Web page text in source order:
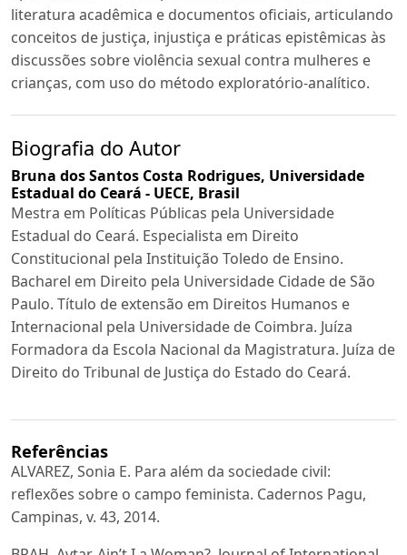
literatura acadêmica e documentos oficiais, articulando
conceitos de justiça, injustiça e práticas epistêmicas às
discussões sobre violência sexual contra mulheres e
crianças, com uso do método exploratório-analítico.
Biografia do Autor
Bruna dos Santos Costa Rodrigues, Universidade
Estadual do Ceará - UECE, Brasil
Mestra em Políticas Públicas pela Universidade
Estadual do Ceará. Especialista em Direito
Constitucional pela Instituição Toledo de Ensino.
Bacharel em Direito pela Universidade Cidade de São
Paulo. Título de extensão em Direitos Humanos e
Internacional pela Universidade de Coimbra. Juíza
Formadora da Escola Nacional da Magistratura. Juíza de
Direito do Tribunal de Justiça do Estado do Ceará.
Referências
ALVAREZ, Sonia E. Para além da sociedade civil:
reflexões sobre o campo feminista. Cadernos Pagu,
Campinas, v. 43, 2014.